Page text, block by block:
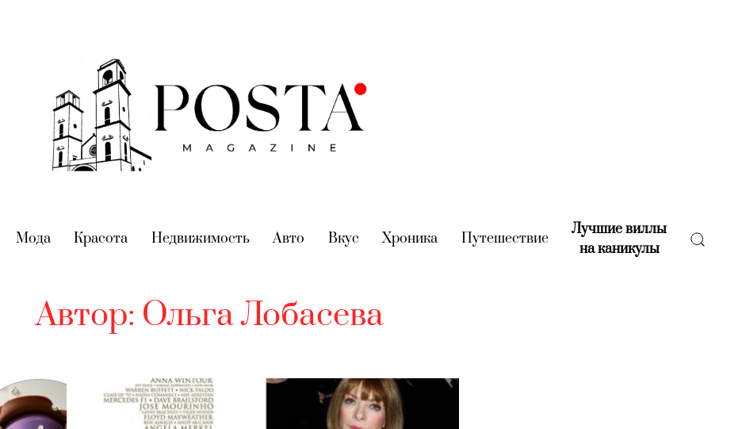
(current)
Мода(current)
Красота (current)
Недвижимость(current)
Авто (current)
Вкус (current)
Хроника (current)
Путешествие(current)
Лучшие виллы
на каникулы(current)
Автор: Ольга Лобасева